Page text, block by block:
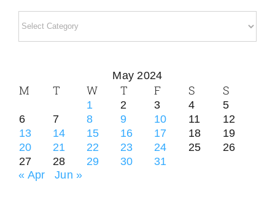
May 2024
M T W T F S S
1 2 3 4
5
6
7 8 9 10 11
12
13
14 15 16 17 18
19
20
21 22 23 24 25
26
27
28 29 30
31
« Apr
Jun »